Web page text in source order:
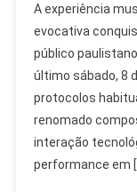
A experiência
evocativa
público
último sábado, 8
protocolos
renomado
interação
performance em